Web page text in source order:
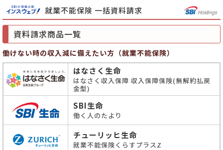
就業不能保険 一括資料請求
資料請求商品一覧
働けない時の収入減に備えたい方（就業不能保険）
はなさく生命
はなさく収入保障 収入保障保険(無解約払戻
金型)
SBI生命
働く人のたより
チューリッヒ生命
就業不能保険くらすプラスZ